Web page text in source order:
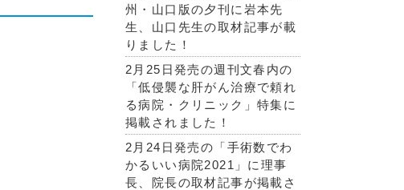
州・山口版の夕刊に岩本先
生、山口先生の取材記事が載
りました！
2月25日発売の週刊文春内の
「低侵襲な肝がん治療で頼れ
る病院・クリニック」特集に
掲載されました！
2月24日発売の「手術数でわ
かるいい病院2021」に理事
長、院長の取材記事が掲載さ